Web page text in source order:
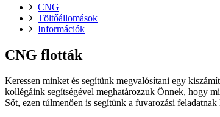
CNG
Töltőállomások
Információk
CNG flották
Keressen minket és segítünk megvalósítani egy
kollégáink segítségével meghatározzuk Önnek, hogy
Sőt, ezen túlmenően is segítünk a fuvarozási